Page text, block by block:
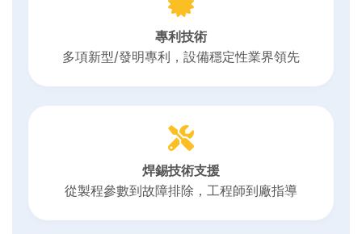
專利技術
多項新型/發明專利，設備穩定性業界領先
焊錫技術支援
從製程參數到故障排除，工程師到廠指導